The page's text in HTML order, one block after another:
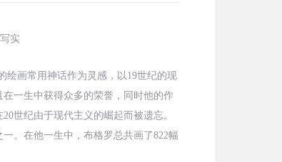
写实
绘画常用神话作为灵感，以19世纪的现
一生中获得众多的荣誉，同时他的作
世纪由于现代主义的崛起而被遗忘。
。在他一生中，布格罗总共画了822幅